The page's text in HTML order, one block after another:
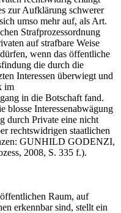
zur Aufklärung schwerer
umso mehr auf, als Art.
Strafprozessordnung
auf strafbare Weise
wenn das öffentliche
die durch die
Interessen überwiegt und
im
in die Botschaft fand.
blosse Interessenabwägung
durch Private eine nicht
rechtswidrigen staatlichen
GUNHILD GODENZI,
2008, S. 335 f.).
Raum, auf
erkennbar sind, stellt ein